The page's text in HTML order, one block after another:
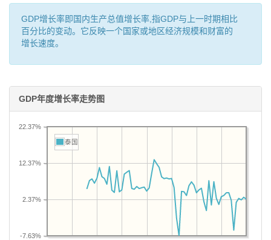
GDP增长率即国内生产总值增长率,指GDP与上一时期相比
百分比的变动。它反映一个国家或地区经济规模和财富的
增长速度。
GDP年度增长率走势图
-7.63%
2.37%
12.37%
22.37%
泰国